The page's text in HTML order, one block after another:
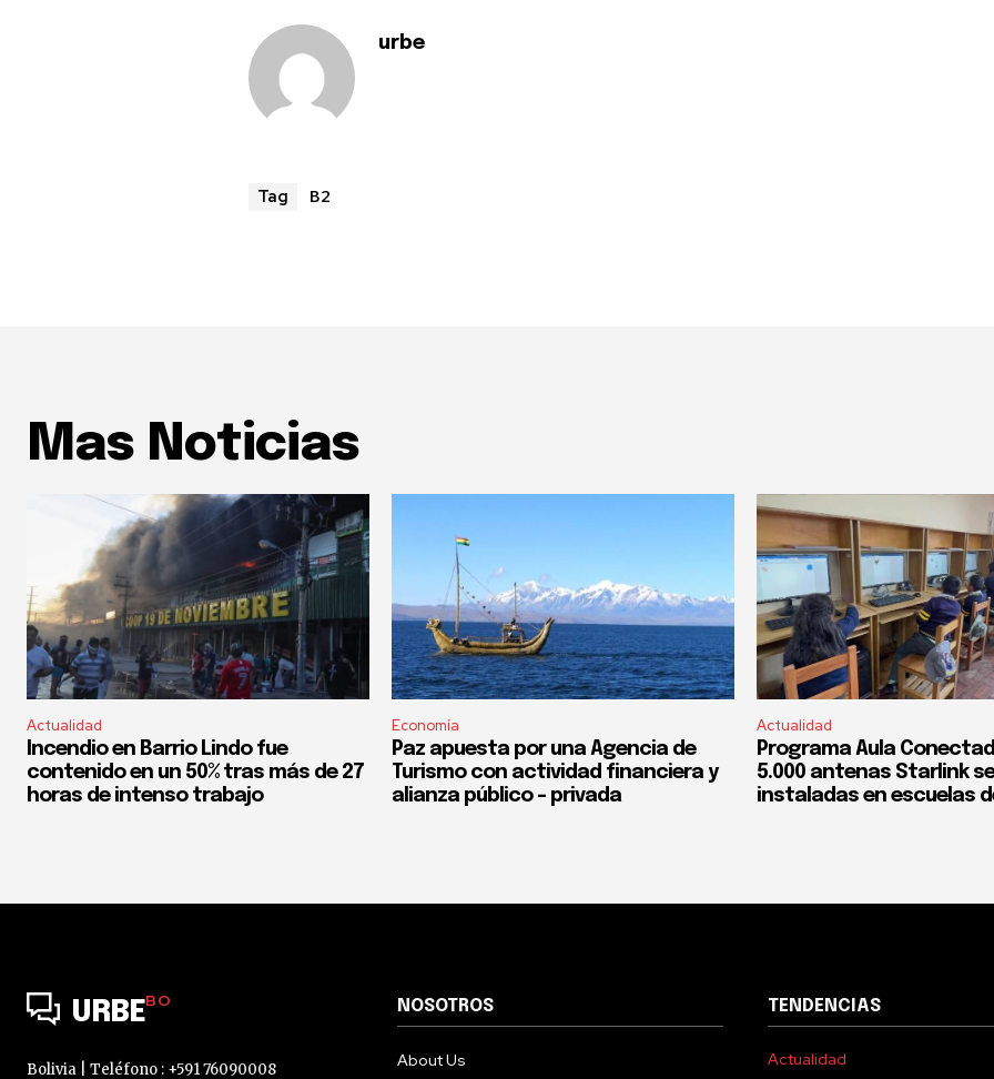
urbe
Tag B2
Mas Noticias
Actualidad
Incendio en Barrio Lindo fue
contenido en un 50% tras más de 27
horas de intenso trabajo
Economía
Paz apuesta por una Agencia de
Turismo con actividad financiera y
alianza público – privada
Actualidad
Programa Aula
5.000 antenas Starlink
instaladas en escuelas
URBEBO
Bolivia | Teléfono : +591 76090008
NOSOTROS
About Us
TENDENCIAS
Actualidad